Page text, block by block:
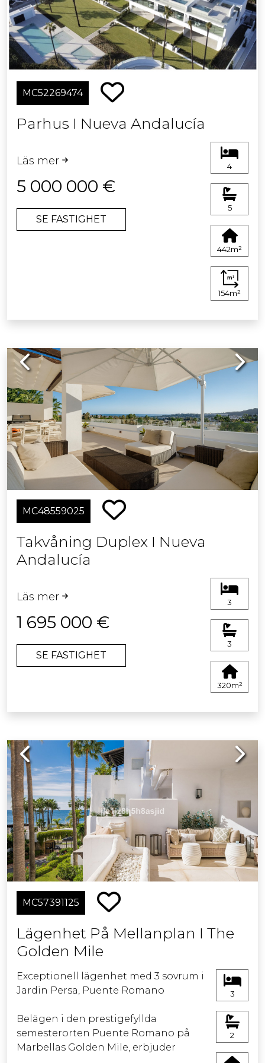
MC52269474
Parhus I Nueva Andalucía
Läs mer
5 000 000 €
SE FASTIGHET
4
5
442m²
154m²
Previous Next
MC48559025
Takvåning Duplex I Nueva
Andalucía
Läs mer
1 695 000 €
SE FASTIGHET
3
3
320m²
Previous Next
MC57391125
Lägenhet På Mellanplan I The
Golden Mile
Exceptionell lägenhet med 3 sovrum i
Jardin Persa, Puente Romano
Belägen i den prestigefyllda
semesterorten Puente Romano på
Marbellas Golden Mile, erbjuder
3
2